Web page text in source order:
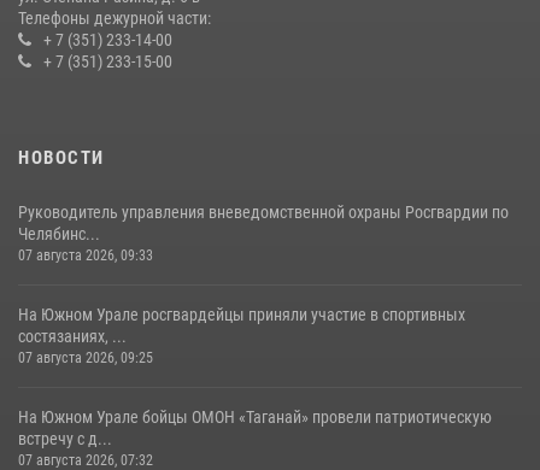
Телефоны дежурной части:
+ 7 (351) 233-14-00
+ 7 (351) 233-15-00
НОВОСТИ
Руководитель управления вневедомственной охраны Росгвардии по
Челябинс...
07 августа 2026, 09:33
На Южном Урале росгвардейцы приняли участие в спортивных
состязаниях, ...
07 августа 2026, 09:25
На Южном Урале бойцы ОМОН «Таганай» провели патриотическую
встречу с д...
07 августа 2026, 07:32